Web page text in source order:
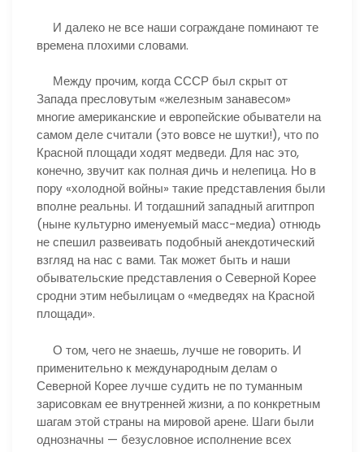
И далеко не все наши сограждане поминают те
времена плохими словами.
Между прочим, когда СССР был скрыт от
Запада пресловутым «железным занавесом»
многие американские и европейские обыватели на
самом деле считали (это вовсе не шутки!), что по
Красной площади ходят медведи. Для нас это,
конечно, звучит как полная дичь и нелепица. Но в
пору «холодной войны» такие представления были
вполне реальны. И тогдашний западный агитпроп
(ныне культурно именуемый масс-медиа) отнюдь
не спешил развеивать подобный анекдотический
взгляд на нас с вами. Так может быть и наши
обывательские представления о Северной Корее
сродни этим небылицам о «медведях на Красной
площади».
О том, чего не знаешь, лучше не говорить. И
применительно к международным делам о
Северной Корее лучше судить не по туманным
зарисовкам ее внутренней жизни, а по конкретным
шагам этой страны на мировой арене. Шаги были
однозначны — безусловное исполнение всех